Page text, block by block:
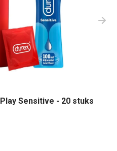
Sensitive - 20 stuks